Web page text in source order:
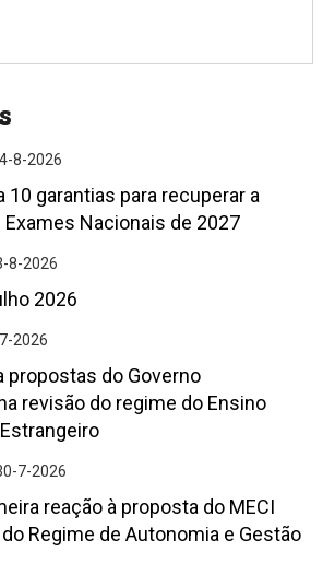
4-8-2026
10 garantias para recuperar a
Nacionais de 2027
8-2026
2026
2026
propostas do Governo
revisão do regime do Ensino
7-2026
reação à proposta do MECI
Regime de Autonomia e Gestão